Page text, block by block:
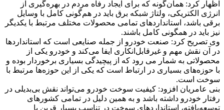
اظهار کرد: همان‌گونه که برای ایجاد رفاه مردم در بهره‌گیری از
انرژی الکتریکی، ولتاژ شبکه برق باید در هم‌گونی کامل با وسایل
برقی باشد، استانداردهای تمامی محصولات مختلف مرتبط با یکدیگر
نیز باید در همگونی کامل باشند.
وی تصریح کرد: صنعت خودرو از جمله صنایعی است که استانداردها
در آن نقش مهم و غیرقابل‌انکاری ایفا می‌کند و خودرو یکی از
محصولاتی به شمار می رود که از پیچیدگی بسیاری برخوردار بوده و
با حوزه‌های بسیاری در ارتباط است که یکی از این حوزه‌ها مرتبط با
سوخت است.
بنی عامریان افزود: کیفیت سوخت خودرو می‌تواند نقش بی‌بدیلی در
رفتار خودرو داشته باشد و به همین دلیل در تمامی کشورهای
توسعه‌یافته، استانداردهای سوخت در تناسب بسیار قرین با